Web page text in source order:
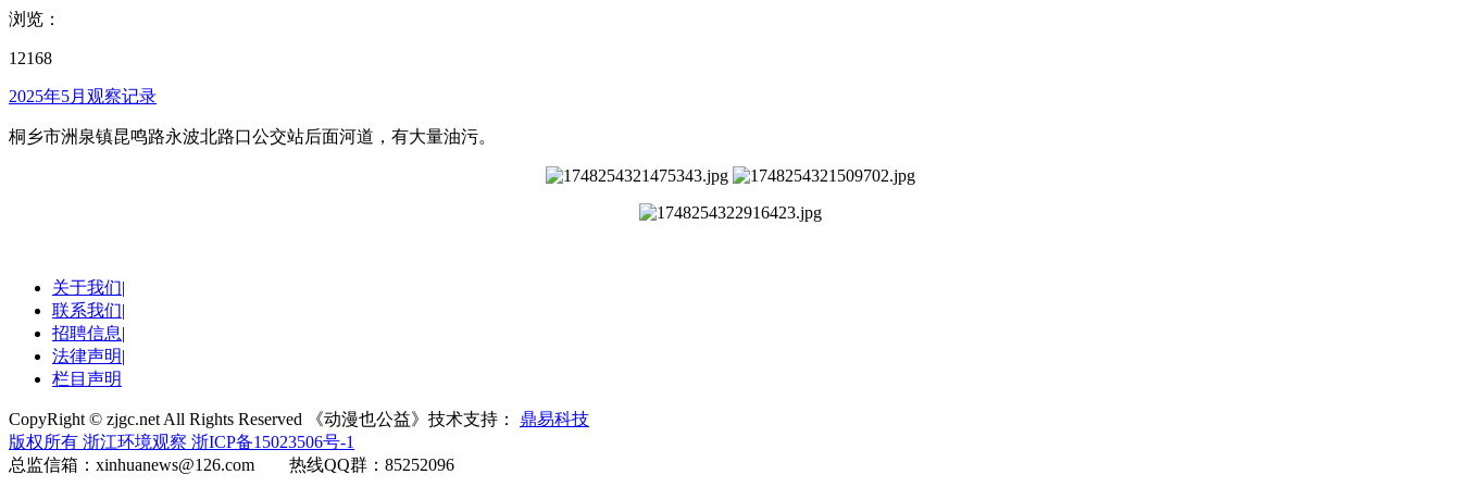
浏览：
12168
2025年5月观察记录
桐乡市洲泉镇昆鸣路永波北路口公交站后面河道，有大量油污。
关于我们|
联系我们|
招聘信息|
法律声明|
栏目声明
CopyRight © zjgc.net All Rights Reserved 《动漫也公益》技术支持： 鼎易科技
版权所有 浙江环境观察 浙ICP备15023506号-1
总监信箱：xinhuanews@126.com 热线QQ群：85252096